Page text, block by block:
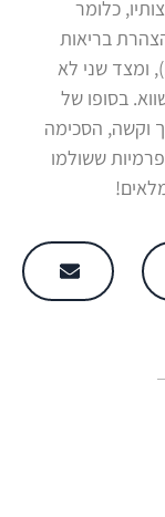
כלומר
בריאות
ומצד שני לא
בסופו של
וקשה, הסכימה
ששולמו